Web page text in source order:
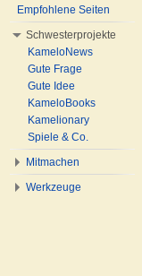
Empfohlene Seiten
Schwesterprojekte
KameloNews
Gute Frage
Gute Idee
KameloBooks
Kamelionary
Spiele & Co.
Mitmachen
Werkzeuge